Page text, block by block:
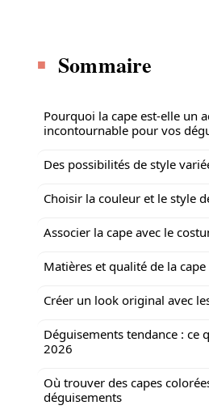
Sommaire
Pourquoi la cape est-elle un
incontournable pour vos
Des possibilités de style
Choisir la couleur et le style
Associer la cape avec le
Matières et qualité de la cape
Créer un look original avec
Déguisements tendance : ce
2026
Où trouver des capes
déguisements